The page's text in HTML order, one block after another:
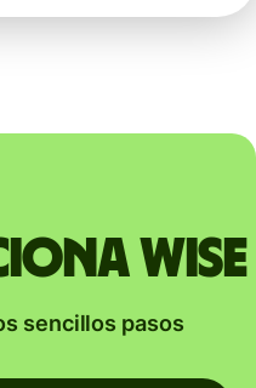
Wise
sencillos pasos